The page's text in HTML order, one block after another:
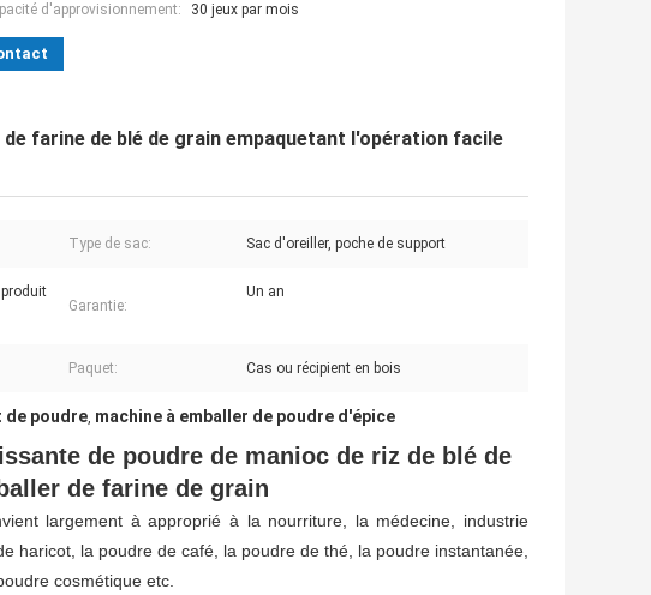
d'approvisionnement:
30 jeux par mois
farine de blé de grain empaquetant l'opération facile
Type de sac: Sac d'oreiller, poche de support
Garantie:
Un an
Paquet: Cas ou récipient en bois
de poudre, machine à emballer de poudre d'épice
de poudre de manioc de riz de blé de
de farine de grain
largement à approprié à la nourriture, la médecine, industrie
haricot, la poudre de café, la poudre de thé, la poudre instantanée,
cosmétique etc.